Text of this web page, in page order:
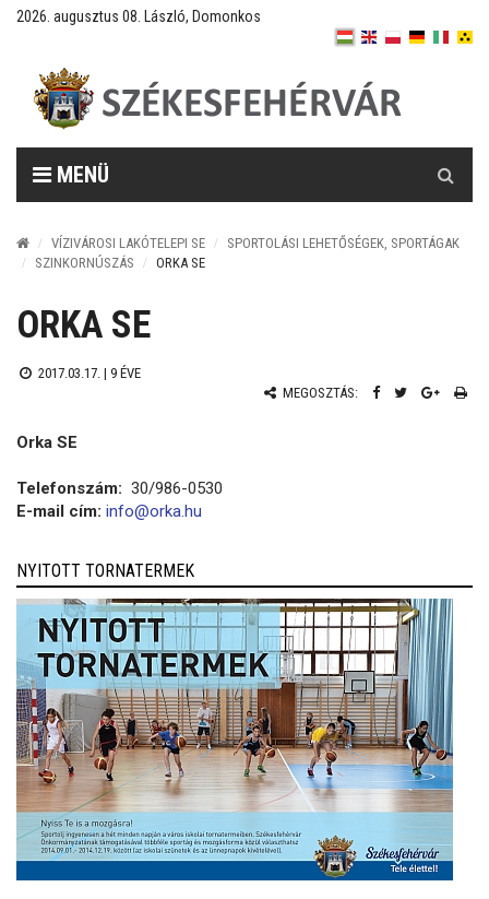
2026. augusztus 08. László, Domonkos
MENÜ
VÍZIVÁROSI LAKÓTELEPI SE
SPORTOLÁSI LEHETŐSÉGEK, SPORTÁGAK
SZINKORNÚSZÁS
ORKA SE
ORKA SE
2017.03.17. | 9 ÉVE
MEGOSZTÁS:
Orka SE
Telefonszám: 30/986-0530
E-mail cím: info@orka.hu
NYITOTT TORNATERMEK